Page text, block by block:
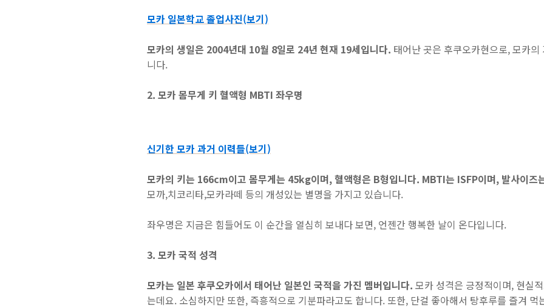
모카 일본학교 졸업사진(보기)
모카의 생일은 2004년대 10월 8일로 24년 현재 19세입니다. 태어난 곳은 후쿠오카현으로, 모카
니다.
2. 모카 몸무게 키 혈액형 MBTI 좌우명
신기한 모카 과거 이력들(보기)
모카의 키는 166cm이고 몸무게는 45kg이며, 혈액형은 B형입니다. MBTI는 ISFP이며, 발사이
모까,치코리타,모카라떼 등의 개성있는 별명을 가지고 있습니다.
좌우명은 지금은 힘들어도 이 순간을 열심히 보내다 보면, 언젠간 행복한 날이 온다입니다.
3. 모카 국적 성격
모카는 일본 후쿠오카에서 태어난 일본인 국적을 가진 멤버입니다. 모카 성격은 긍정적이며, 현실
는데요. 소심하지만 또한, 즉흥적으로 기분파라고도 합니다. 또한, 단걸 좋아해서 탕후루를 즐겨 먹